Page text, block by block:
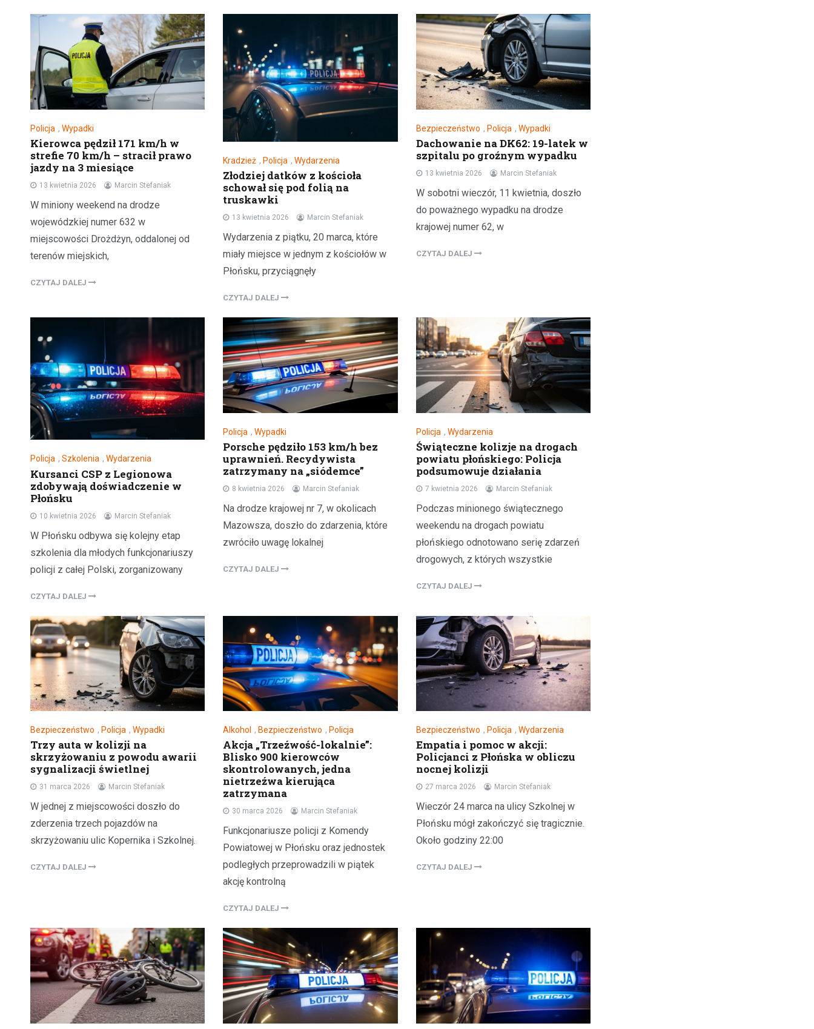
Policja , Wypadki
Kierowca pędził 171 km/h w
strefie 70 km/h – stracił prawo
jazdy na 3 miesiące
13 kwietnia 2026 Marcin Stefaniak
W miniony weekend na drodze
wojewódzkiej numer 632 w
miejscowości Drożdżyn, oddalonej od
terenów miejskich,
CZYTAJ DALEJ
Kradzież , Policja ,Wydarzenia
Złodziej datków z kościoła
schował się pod folią na
truskawki
13 kwietnia 2026 Marcin Stefaniak
Wydarzenia z piątku, 20 marca, które
miały miejsce w jednym z kościołów w
Płońsku, przyciągnęły
CZYTAJ DALEJ
Bezpieczeństwo , Policja , Wypadki
Dachowanie na DK62: 19-latek w
szpitalu po groźnym wypadku
13 kwietnia 2026 Marcin Stefaniak
W sobotni wieczór, 11 kwietnia, doszło
do poważnego wypadku na drodze
krajowej numer 62, w
CZYTAJ DALEJ
Policja , Szkolenia , Wydarzenia
Kursanci CSP z Legionowa
zdobywają doświadczenie w
Płońsku
10 kwietnia 2026 Marcin Stefaniak
W Płońsku odbywa się kolejny etap
szkolenia dla młodych funkcjonariuszy
policji z całej Polski, zorganizowany
CZYTAJ DALEJ
Policja ,Wypadki
Porsche pędziło 153 km/h bez
uprawnień. Recydywista
zatrzymany na „siódemce”
8 kwietnia 2026 Marcin Stefaniak
Na drodze krajowej nr 7, w okolicach
Mazowsza, doszło do zdarzenia, które
zwróciło uwagę lokalnej
CZYTAJ DALEJ
Policja , Wydarzenia
Świąteczne kolizje na drogach
powiatu płońskiego: Policja
podsumowuje działania
7 kwietnia 2026 Marcin Stefaniak
Podczas minionego świątecznego
weekendu na drogach powiatu
płońskiego odnotowano serię zdarzeń
drogowych, z których wszystkie
CZYTAJ DALEJ
Bezpieczeństwo , Policja , Wypadki
Trzy auta w kolizji na
skrzyżowaniu z powodu awarii
sygnalizacji świetlnej
31 marca 2026 Marcin Stefaniak
W jednej z miejscowości doszło do
zderzenia trzech pojazdów na
skrzyżowaniu ulic Kopernika i Szkolnej.
CZYTAJ DALEJ
Alkohol , Bezpieczeństwo , Policja
Akcja „Trzeźwość-lokalnie”:
Blisko 900 kierowców
skontrolowanych, jedna
nietrzeźwa kierująca
zatrzymana
30 marca 2026 Marcin Stefaniak
Funkcjonariusze policji z Komendy
Powiatowej w Płońsku oraz jednostek
podległych przeprowadzili w piątek
akcję kontrolną
CZYTAJ DALEJ
Bezpieczeństwo , Policja , Wydarzenia
Empatia i pomoc w akcji:
Policjanci z Płońska w obliczu
nocnej kolizji
27 marca 2026 Marcin Stefaniak
Wieczór 24 marca na ulicy Szkolnej w
Płońsku mógł zakończyć się tragicznie.
Około godziny 22:00
CZYTAJ DALEJ